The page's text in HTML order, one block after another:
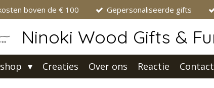
boven de € 100 Gepersonaliseerde gifts
Ninoki Wood Gifts &
Creaties Over ons Reactie Contact